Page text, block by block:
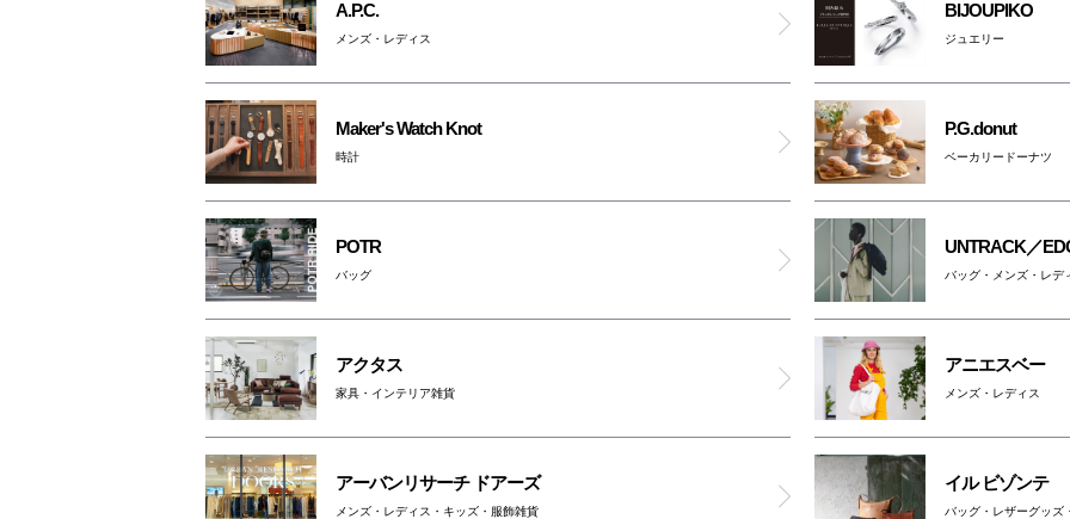
ゼロハリバートン
ジンズ
ブリーフィング
パトリック ラボ ナンバ
Maker's Watch Knot
UNTRACK／EDGELINK
マンハッタンポーテージ ナンバ
駐輪場
大阪ワンダーループ
レンタルサービス
A.P.C.
メンズ・レディス
BIJOUPIKO
ジュエリー
Maker's Watch Knot
時計
P.G.donut
ベーカリードーナツ
POTR
バッグ
UNTRACK／
バッグ・メンズ・レデ
アクタス
家具・インテリア雑貨
アニエスベー
メンズ・レディス
アーバンリサーチ ドアーズ
メンズ・レディス・キッズ・服飾雑貨
イル ビゾンテ
バッグ・レザーグッズ